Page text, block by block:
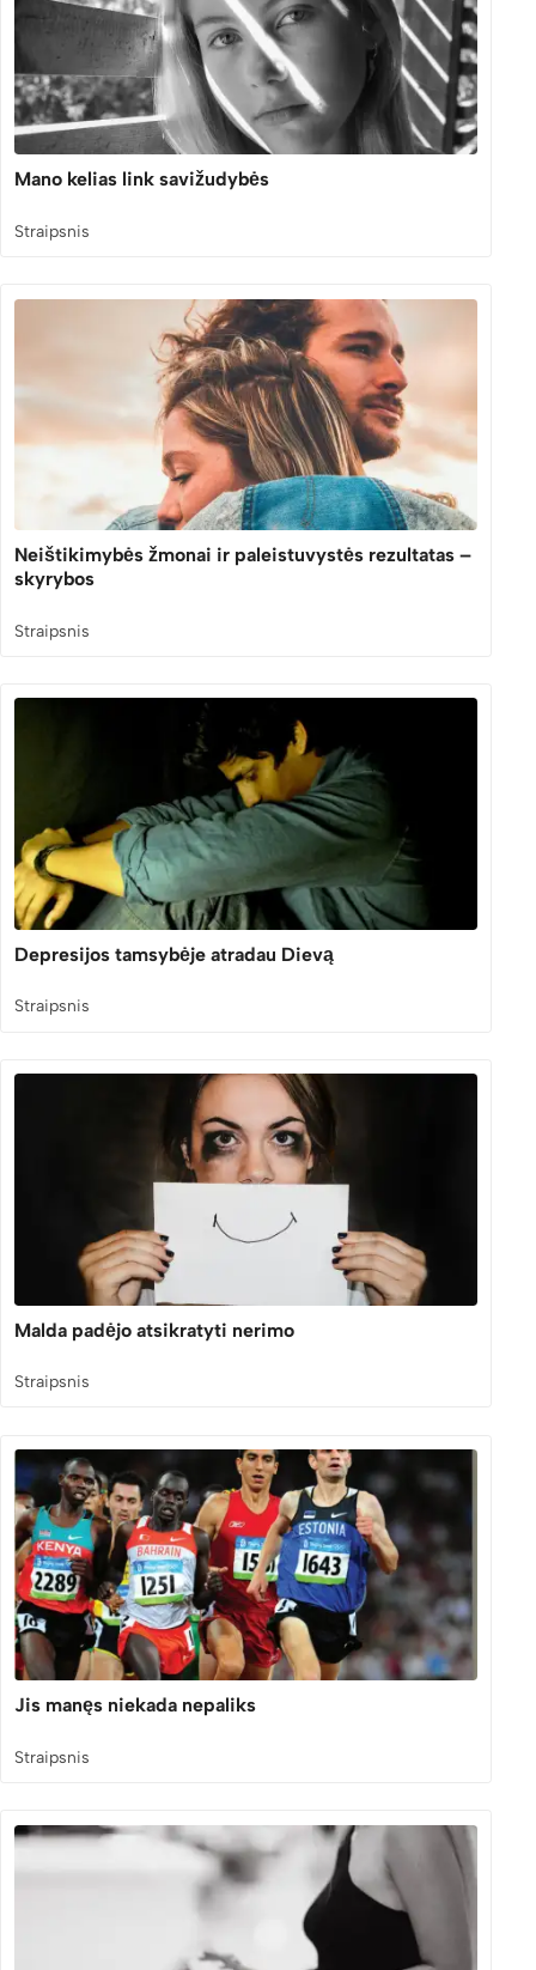
Mano kelias link savižudybės
Straipsnis
Neištikimybės žmonai ir paleistuvystės rezultatas –
skyrybos
Straipsnis
Depresijos tamsybėje atradau Dievą
Straipsnis
Malda padėjo atsikratyti nerimo
Straipsnis
Jis manęs niekada nepaliks
Straipsnis